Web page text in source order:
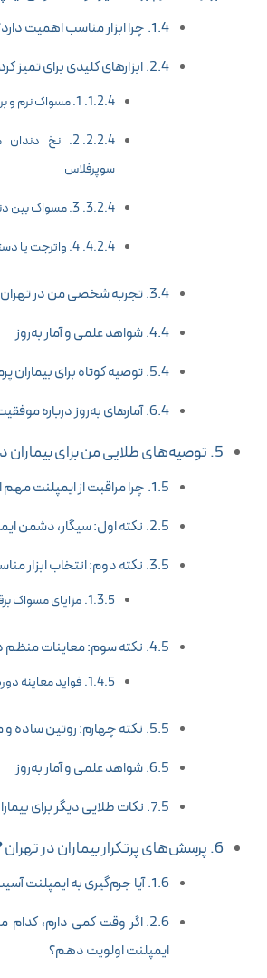
چرا ابزار مناسب اهمیت
ابزارهای کلیدی برای تمیز
1. مسواک نرم و برقی
2. نخ
سوپرفلاس
3. مسواک بین دندانی
4. واترجت یا دستگاه آبپاش دهانی
تجربه شخصی من در تهران
شواهد علمی و آمار به‌روز
توصیه کوتاه برای بیماران
آمارهای به‌روز درباره
توصیه‌های طلایی من برای بیماران
چرا مراقبت از ایمپلنت
نکته اول: سیگار، دشمن
نکته دوم: انتخاب ابزار
مزایای مسواک
نکته سوم: معاینات
فواید معاینه
نکته چهارم: روتین ساده و
شواهد علمی و آمار به‌روز
نکات طلایی دیگر برای
پرسش‌های پرتکرار بیماران در تهران
آیا جرم‌گیری به ایمپلنت
اگر وقت کمی دارم، کدام
ایمپلنت اولویت دهم؟